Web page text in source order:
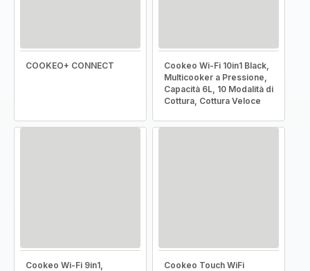
COOKEO+ CONNECT
Cookeo Wi-Fi 10in1 Black,
Multicooker a Pressione,
Capacità 6L, 10 Modalità di
Cottura, Cottura Veloce
Cookeo Wi-Fi 9in1,
Cookeo Touch WiFi